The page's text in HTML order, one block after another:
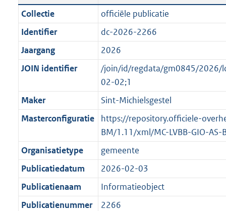
c
a
t
i
e
n
f
o
m
a
a
t
t
e
:
6
K
i
c
a
t
i
i
n
f
r
m
a
a
t
t
t
e
:
o
b
e
k
n
d
a
n
d
g
r
o
o
t
t
e
:
2
K
b
Collectie
officiële publicatie
Identifier
dc-2026-2266
Jaargang
2026
JOIN identifier
/join/id/regdata/gm0845/2026/
02-02;1
Maker
Sint-Michielsgestel
Masterconfiguratie
https://repository.officiele-
BM/1.11/xml/MC-LVBB-GIO-AS-
Organisatietype
gemeente
Publicatiedatum
2026-02-03
Publicatienaam
Informatieobject
Publicatienummer
2266